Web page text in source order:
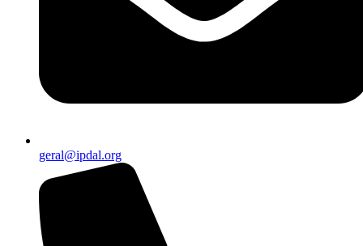
geral@ipdal.org